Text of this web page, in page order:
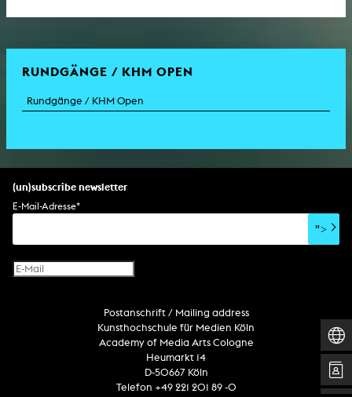
RUNDGÄNGE / KHM OPEN
Rundgänge / KHM Open
(un)subscribe newsletter
E-Mail-Adresse*
">
Postanschrift / Mailing address
Kunsthochschule für Medien Köln
Academy of Media Arts Cologne
Heumarkt 14
D-50667 Köln
Telefon +49 221 201 89 -0